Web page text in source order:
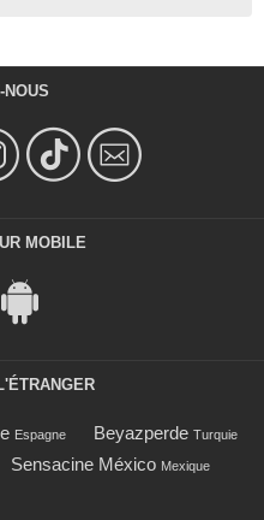
MOBILE
Espagne Beyazperde Turquie
Sensacine México Mexique